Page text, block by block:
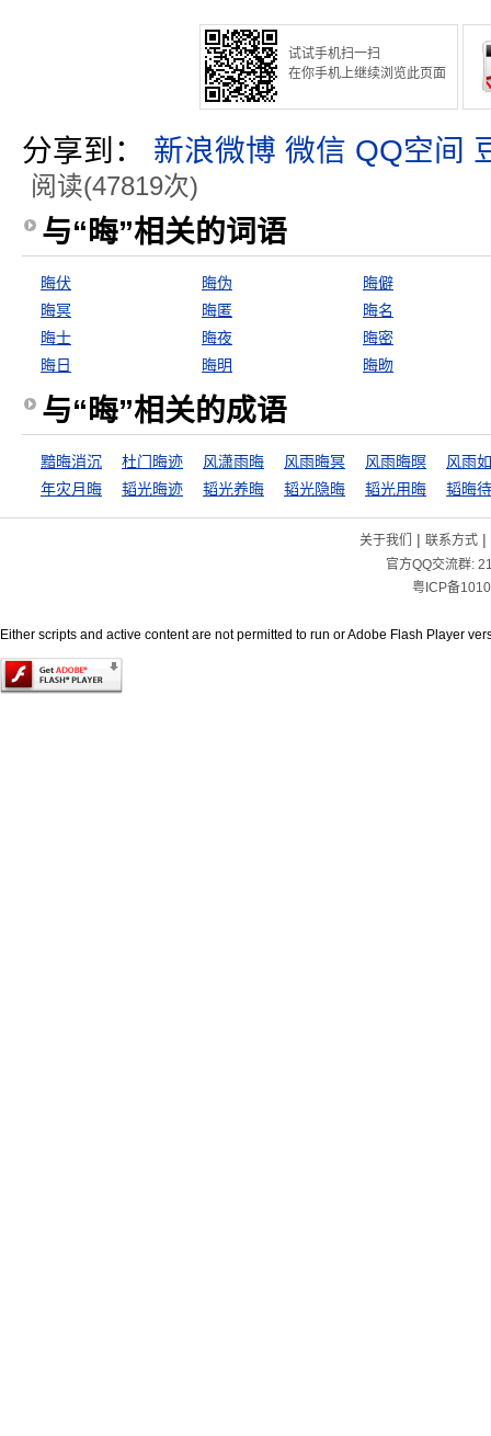
试试手机扫一扫
在你手机上继续浏览此页面
分享到： 新浪微博 微信 QQ空间
阅读(47819次)
与“晦”相关的词语
晦伏 晦伪
晦僻
晦冥
晦匿
晦名
晦士
晦夜
晦密
晦日
晦明 晦昒
与“晦”相关的成语
黯晦消沉 杜门晦迹 风潇雨晦 风雨晦冥 风雨晦暝
风雨
年灾月晦
韬光晦迹 韬光养晦 韬光隐晦 韬光用晦 韬晦
关于我们 | 联系方式|
官方QQ交流群:
粤ICP备
Either scripts and active content are not permitted to run or Adobe Flash Player